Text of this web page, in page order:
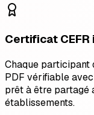
Certificat CEFR
Chaque participant
PDF vérifiable
prêt à être partagé
établissements.